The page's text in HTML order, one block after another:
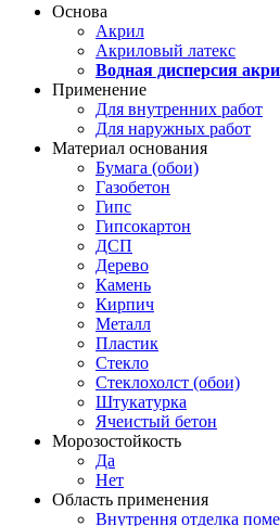
Основа
Акрил
Акриловый латекс
Водная дисперсия
Применение
Для внутренних работ
Для наружных работ
Материал основания
Бумага (обои)
Газобетон
Гипс
Гипсокартон
ДСП
Дерево
Камень
Кирпич
Металл
Пластик
Стекло
Стеклохолст (обои)
Штукатурка
Ячеистый бетон
Морозостойкость
Да
Нет
Область применения
Внутрення отделка